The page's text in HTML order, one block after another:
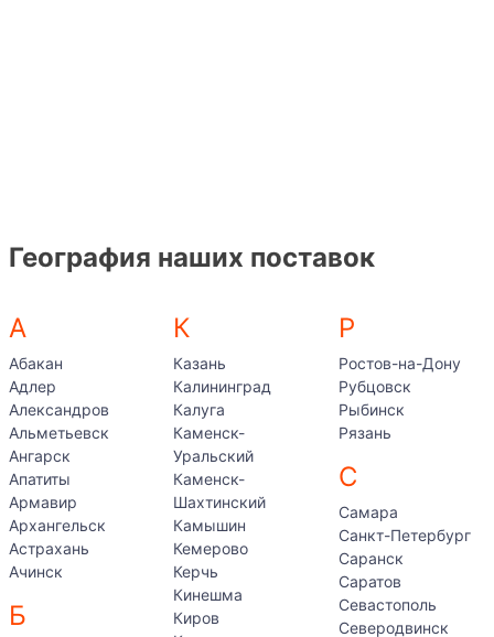
География наших поставок
А
Абакан
Адлер
Александров
Альметьевск
Ангарск
Апатиты
Армавир
Архангельск
Астрахань
Ачинск
Б
К
Казань
Калининград
Калуга
Каменск-
Уральский
Каменск-
Шахтинский
Камышин
Кемерово
Керчь
Кинешма
Киров
Р
Ростов-на-Дону
Рубцовск
Рыбинск
Рязань
С
Самара
Санкт-Петербург
Саранск
Саратов
Севастополь
Северодвинск